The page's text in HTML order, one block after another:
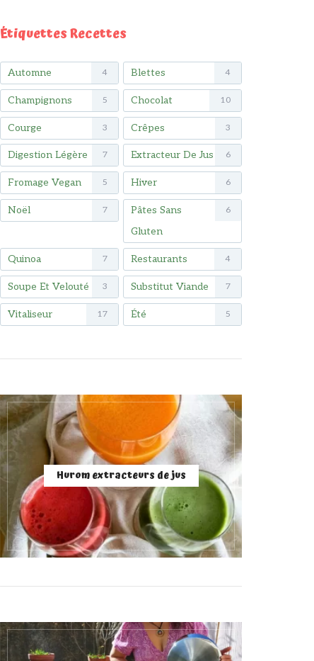
Étiquettes Recettes
Automne 4 Blettes 4
Champignons 5 Chocolat 10
Courge 3 Crêpes 3
Digestion Légère 7 Extracteur De Jus 6
Fromage Vegan 5 Hiver 6
Noël 7
Pâtes Sans
Gluten
6
Quinoa 7 Restaurants 4
Soupe Et Velouté 3 Substitut Viande 7
Vitaliseur 17 Été 5
Hurom extracteurs de jus